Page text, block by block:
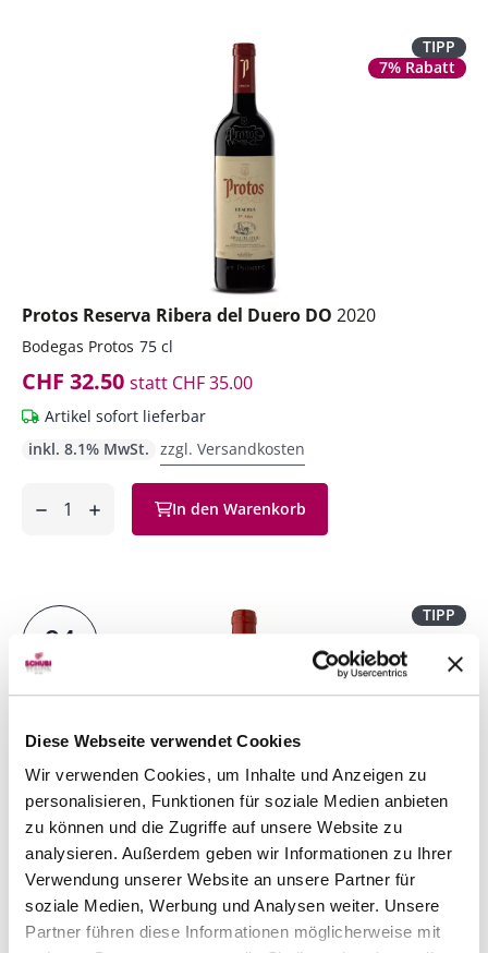
Diese Webseite verwendet Cookies
Wir verwenden Cookies, um Inhalte und Anzeigen zu
personalisieren, Funktionen für soziale Medien anbieten
zu können und die Zugriffe auf unsere Website zu
analysieren. Außerdem geben wir Informationen zu Ihrer
Verwendung unserer Website an unsere Partner für
soziale Medien, Werbung und Analysen weiter. Unsere
Partner führen diese Informationen möglicherweise mit
TIPP
7% Rabatt
Protos Reserva Ribera del Duero DO 2020
Bodegas Protos 75 cl
CHF 32.50 statt CHF 35.00
Artikel sofort lieferbar
inkl. 8.1% MwSt. zzgl. Versandkosten
In den Warenkorb
TIPP
94
Wine Spectator
Protos Carroa2021
Bodegas Protos 75 cl